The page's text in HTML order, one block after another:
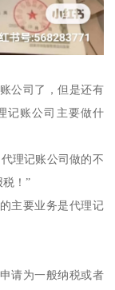
公司了，但是还有
记账公司主要做什
理记账公司做的不
！”
主要业务是代理记
请为一般纳税或者